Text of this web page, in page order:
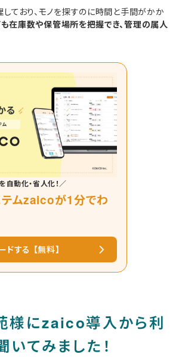
ており、モノを探すのに時間と手間がかか
在庫数や保管場所を把握でき、管理の属人
動化・省人化！／
ムzaicoが1分でわ
ドする 【無料】
様にzaico導入から利
いてみました！